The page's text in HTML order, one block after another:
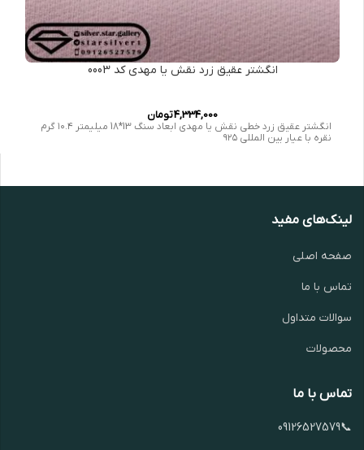
انگشتر عقیق زرد نقش یا مهدی کد 0003
4,334,000تومان
انگشتر عقیق زرد خطی نقش یا مهدی ابعاد سنگ 13*18 میلیمتر ۱۰.۴ گرم
نقره با عیار بین المللی ۹۲۵
لینک‌های مفید
صفحه اصلی
تماس با ما
سوالات متداول
محصولات
تماس با ما
📞09126527579